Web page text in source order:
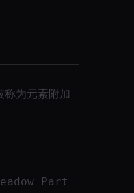
为元素附加
Part